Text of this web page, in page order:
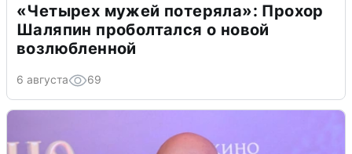
«Четырех мужей потеряла»: Прохор
Шаляпин проболтался о новой
возлюбленной
6 августа 69